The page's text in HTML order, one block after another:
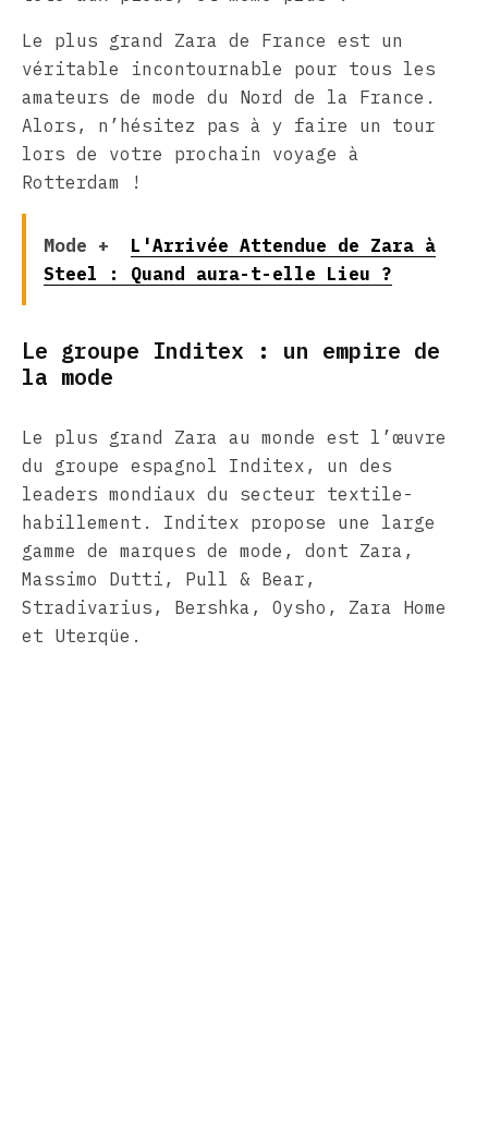
Le plus grand Zara de France est un
véritable incontournable pour tous les
amateurs de mode du Nord de la France.
Alors, n’hésitez pas à y faire un tour
lors de votre prochain voyage à
Rotterdam !
Mode +
L'Arrivée Attendue de Zara à
Steel : Quand aura-t-elle Lieu ?
Le groupe Inditex : un empire de
la mode
Le plus grand Zara au monde est l’œuvre
du groupe espagnol Inditex, un des
leaders mondiaux du secteur textile-
habillement. Inditex propose une large
gamme de marques de mode, dont Zara,
Massimo Dutti, Pull & Bear,
Stradivarius, Bershka, Oysho, Zara Home
et Uterqüe.